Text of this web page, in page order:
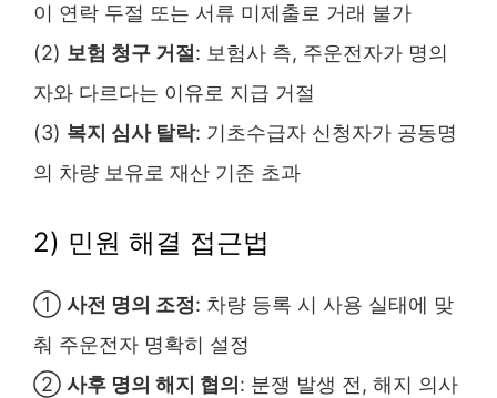
이 연락 두절 또는 서류 미제출로 거래 불가
(2) 보험 청구 거절 : 보험사 측, 주운전자가 명의
자와 다르다는 이유로 지급 거절
(3) 복지 심사 탈락: 기초수급자 신청자가 공동명
의 차량 보유로 재산 기준 초과
2) 민원 해결 접근법
① 사전 명의 조정: 차량 등록 시 사용 실태에 맞
춰 주운전자 명확히 설정
② 사후 명의 해지 협의 : 분쟁 발생 전, 해지 의사